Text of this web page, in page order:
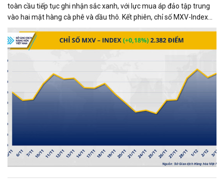
toàn cầu tiếp tục ghi nhận sắc xanh, với lực mua áp đảo tập trung
vào hai mặt hàng cà phê và dầu thô. Kết phiên, chỉ số MXV-Index
tăng gần 0,2%, đạt 2.382 điểm, phản ánh xu hướng tích cực chung
của thị trường.